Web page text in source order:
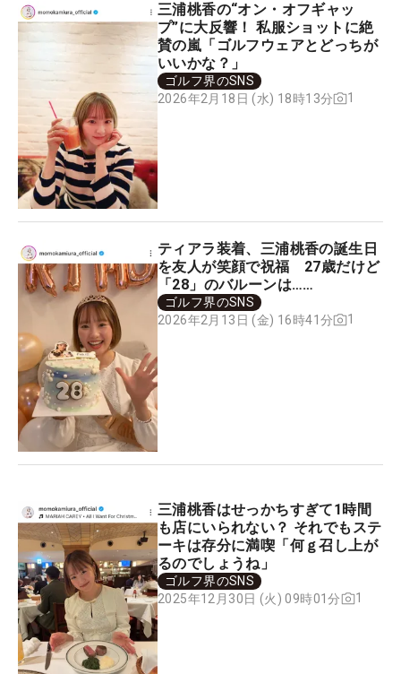
三浦桃香の“オン・オフギャッ
プ”に大反響！ 私服ショットに絶
賛の嵐「ゴルフウェアとどっちが
いいかな？」
ゴルフ界のSNS
2026年2月18日 (水) 18時13分
1
ティアラ装着、三浦桃香の誕生日
を友人が笑顔で祝福 27歳だけど
「28」のバルーンは……
ゴルフ界のSNS
2026年2月13日 (金) 16時41分
1
三浦桃香はせっかちすぎて1時間
も店にいられない？ それでもステ
ーキは存分に満喫「何ｇ召し上が
るのでしょうね」
ゴルフ界のSNS
2025年12月30日 (火) 09時01分
1